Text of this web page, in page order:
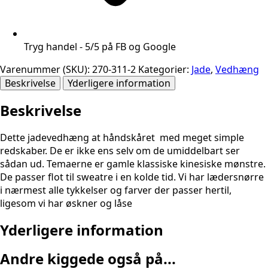
Tryg handel - 5/5 på FB og Google
Varenummer (SKU): 270-311-2 Kategorier: Jade, Vedhæng
Beskrivelse
Yderligere information
Beskrivelse
Dette jadevedhæng at håndskåret med meget simple
redskaber. De er ikke ens selv om de umiddelbart ser
sådan ud. Temaerne er gamle klassiske kinesiske mønstre.
De passer flot til sweatre i en kolde tid. Vi har lædersnørre
i nærmest alle tykkelser og farver der passer hertil,
ligesom vi har øskner og låse
Yderligere information
Andre kiggede også på...